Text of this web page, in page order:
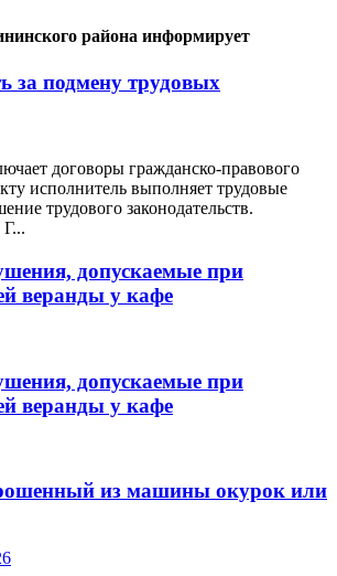
района информирует
за подмену трудовых
договоры гражданско-правового
исполнитель выполняет трудовые
трудового законодательств.
допускаемые при
веранды у кафе
допускаемые при
веранды у кафе
из машины окурок или